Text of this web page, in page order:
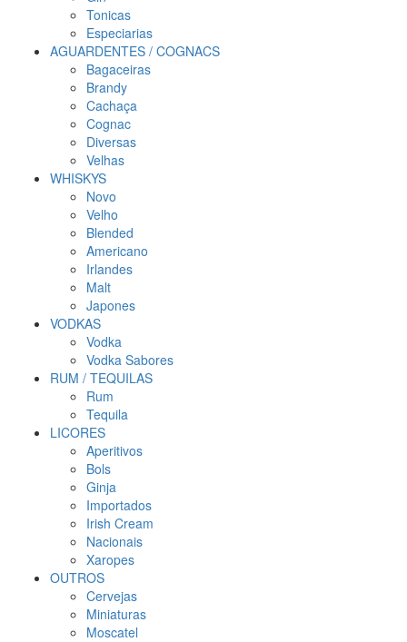
Tonicas
Especiarias
AGUARDENTES / COGNACS
Bagaceiras
Brandy
Cachaça
Cognac
Diversas
Velhas
WHISKYS
Novo
Velho
Blended
Americano
Irlandes
Malt
Japones
VODKAS
Vodka
Vodka Sabores
RUM / TEQUILAS
Rum
Tequila
LICORES
Aperitivos
Bols
Ginja
Importados
Irish Cream
Nacionais
Xaropes
OUTROS
Cervejas
Miniaturas
Moscatel